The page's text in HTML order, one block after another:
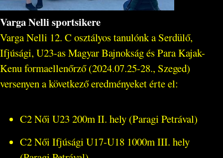
Varga Nelli sportsikere
Varga Nelli 12. C osztályos tanulónk a Serdülő,
Ifjúsági, U23-as Magyar Bajnokság és Para Kajak-
Kenu formaellenőrző (2024.07.25-28., Szeged)
versenyen a következő eredményeket érte el:
C2 Női U23 200m II. hely (Paragi Petrával)
C2 Női Ifjúsági U17-U18 1000m III. hely